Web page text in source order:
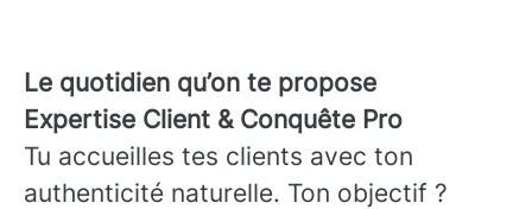
Le quotidien qu’on te propose
Expertise Client & Conquête Pro
Tu accueilles tes clients avec ton
authenticité naturelle. Ton objectif ?